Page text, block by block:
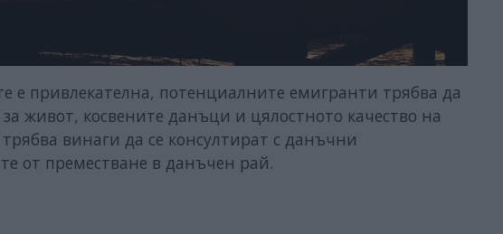
е привлекателна, потенциалните емигранти трябва да
живот, косвените данъци и цялостното качество на
винаги да се консултират с данъчни
от преместване в данъчен рай.